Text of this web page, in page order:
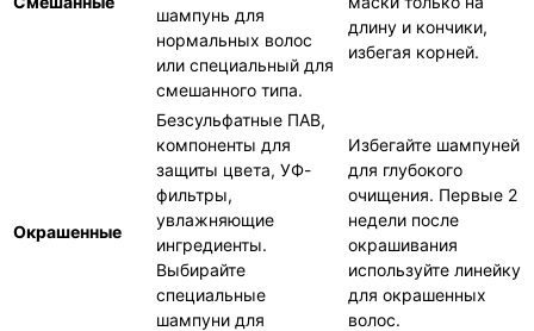
шампунь для
нормальных волос
или специальный для
смешанного типа.
длину и кончики,
избегая корней.
Окрашенные
Безсульфатные ПАВ,
компоненты для
защиты цвета, УФ-
фильтры,
увлажняющие
ингредиенты.
Выбирайте
специальные
шампуни для
Избегайте шампуней
для глубокого
очищения. Первые 2
недели после
окрашивания
используйте линейку
для окрашенных
волос.